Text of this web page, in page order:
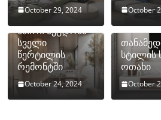
October 29, 2024 October
ხშირი შეცდომა
სველი
წერტილის
რემონტში
October 24, 2024
სტილის
ოთახი
October